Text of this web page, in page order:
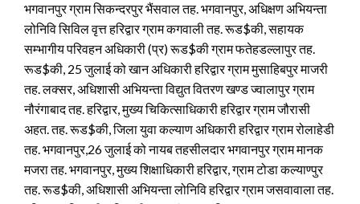
भगवानपुर ग्राम सिकन्दरपुर भैंसवाल तह. भगवानपुर, अधिक्षण अभियन्ता
लोनिवि सिविल वृत्त हरिद्वार ग्राम कगवाली तह. रूड$की, सहायक
सम्भागीय परिवहन अधिकारी (प्र) रूड$की ग्राम फतेहडल्लापुर तह.
रूड$की, 25 जुलाई को खान अधिकारी हरिद्वार ग्राम मुसाहिबपुर माजरी
तह. लक्सर, अधिशासी अभियन्ता विद्युत वितरण खण्ड ज्वालापुर ग्राम
नौरंगाबाद तह. हरिद्वार, मुख्य चिकित्साधिकारी हरिद्वार ग्राम जौरासी
अहत. तह. रूड$की, जिला युवा कल्याण अधिकारी हरिद्वार ग्राम रोलाहेडी
तह. भगवानपुर,26 जुलाई को नायब तहसीलदार भगवानपुर ग्राम मानक
मजरा तह. भगवानपुर, मुख्य शिक्षाधिकारी हरिद्वार, ग्राम टोडा कल्याण्पुर
तह. रूड$की, अधिशासी अभियन्ता लोनिवि हरिद्वार ग्राम जसवावाला तह.